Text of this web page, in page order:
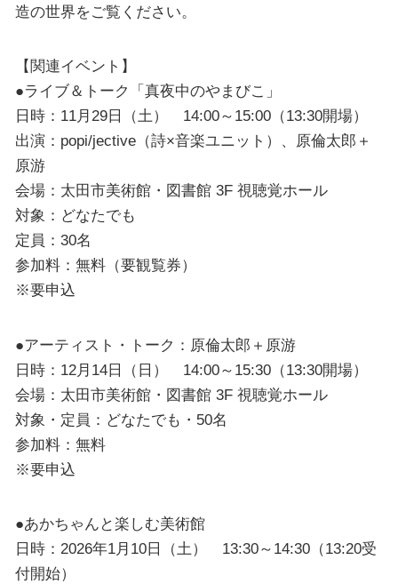
造の世界をご覧ください。
【関連イベント】
●ライブ＆トーク「真夜中のやまびこ」
日時：11月29日（土） 14:00～15:00（13:30開場）
出演：popi/jective（詩×音楽ユニット）、原倫太郎＋
原游
会場：太田市美術館・図書館 3F 視聴覚ホール
対象：どなたでも
定員：30名
参加料：無料（要観覧券）
※要申込
●アーティスト・トーク：原倫太郎＋原游
日時：12月14日（日） 14:00～15:30（13:30開場）
会場：太田市美術館・図書館 3F 視聴覚ホール
対象・定員：どなたでも・50名
参加料：無料
※要申込
●あかちゃんと楽しむ美術館
日時：2026年1月10日（土） 13:30～14:30（13:20受
付開始）